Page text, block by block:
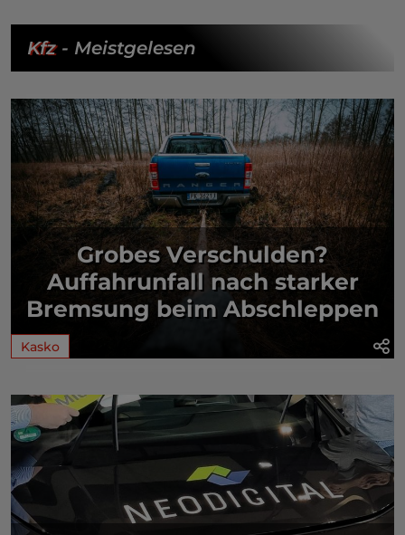
Kfz- Meistgelesen
Grobes Verschulden?
Auffahrunfall nach starker
Bremsung beim Abschleppen
Kasko